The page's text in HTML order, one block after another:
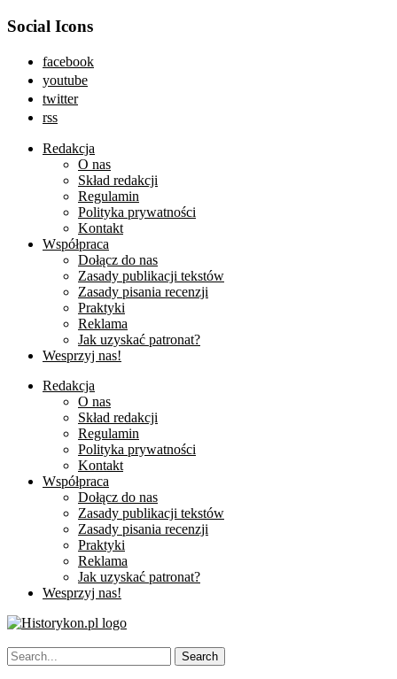
Social Icons
facebook
youtube
twitter
rss
Redakcja
O nas
Skład redakcji
Regulamin
Polityka prywatności
Kontakt
Współpraca
Dołącz do nas
Zasady publikacji tekstów
Zasady pisania recenzji
Praktyki
Reklama
Jak uzyskać patronat?
Wesprzyj nas!
Redakcja
O nas
Skład redakcji
Regulamin
Polityka prywatności
Kontakt
Współpraca
Dołącz do nas
Zasady publikacji tekstów
Zasady pisania recenzji
Praktyki
Reklama
Jak uzyskać patronat?
Wesprzyj nas!